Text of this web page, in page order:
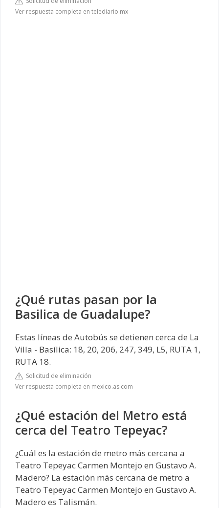
Ver respuesta completa en telediario.mx
¿Qué rutas pasan por la
Basilica de Guadalupe?
Estas líneas de Autobús se detienen cerca de La
Villa - Basílica: 18, 20, 206, 247, 349, L5, RUTA 1,
RUTA 18.
Solicitud de eliminación
Ver respuesta completa en mexico.as.com
¿Qué estación del Metro está
cerca del Teatro Tepeyac?
¿Cuál es la estación de metro más cercana a
Teatro Tepeyac Carmen Montejo en Gustavo A.
Madero? La estación más cercana de metro a
Teatro Tepeyac Carmen Montejo en Gustavo A.
Madero es Talismán.